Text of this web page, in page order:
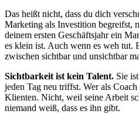
Das heißt nicht, dass du dich
Marketing als Investition begreifst,
deinem ersten Geschäftsjahr ein
es klein ist. Auch wenn es weh tut.
zwischen sichtbar und unsichtbar
Sichtbarkeit ist kein Talent. Sie
jeden Tag neu triffst. Wer als
Klienten. Nicht, weil seine Arbeit
niemand weiß, dass es ihn gibt.